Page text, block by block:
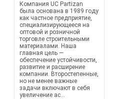
Компания UC Partizan
была основана в 1989 году
как частное предприятие,
специализирующееся на
оптовой и розничной
торговле строительными
материалами. Наша
главная цель —
обеспечение устойчивости,
развитие и расширение
компании. Второстепенные,
но не менее важные
задачи включают в себя
увеличение ас...